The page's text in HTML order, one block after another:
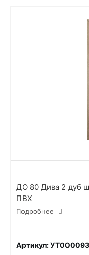
ДО 80 Дива 2 дуб
ПВХ
Подробнее
Артикул: